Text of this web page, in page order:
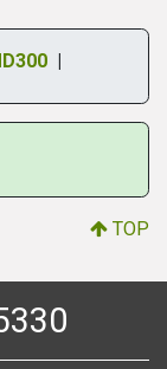
|
TOP